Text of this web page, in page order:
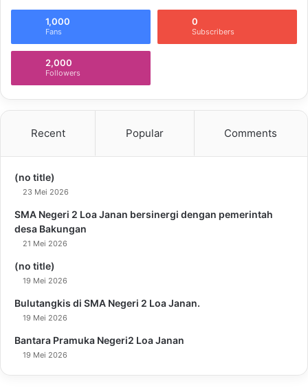
1,000
Fans
0
Subscribers
2,000
Followers
Recent Popular Comments
(no title)
23 Mei 2026
SMA Negeri 2 Loa Janan bersinergi dengan pemerintah
desa Bakungan
21 Mei 2026
(no title)
19 Mei 2026
Bulutangkis di SMA Negeri 2 Loa Janan.
19 Mei 2026
Bantara Pramuka Negeri2 Loa Janan
19 Mei 2026